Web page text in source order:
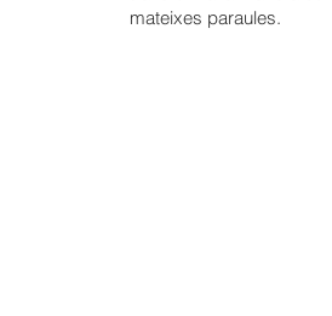
mateixes paraules.